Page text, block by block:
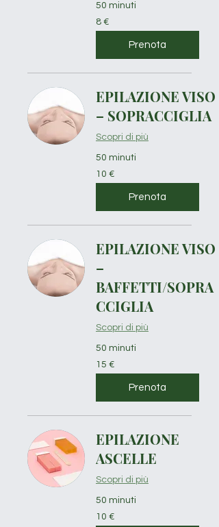
50 minuti
8
euro
8 €
Prenota
EPILAZIONE VISO
– SOPRACCIGLIA
Scopri di più
50 minuti
10
euro
10 €
Prenota
EPILAZIONE VISO
–
BAFFETTI/SOPRA
CCIGLIA
Scopri di più
50 minuti
15
euro
15 €
Prenota
EPILAZIONE
ASCELLE
Scopri di più
50 minuti
10
euro
10 €